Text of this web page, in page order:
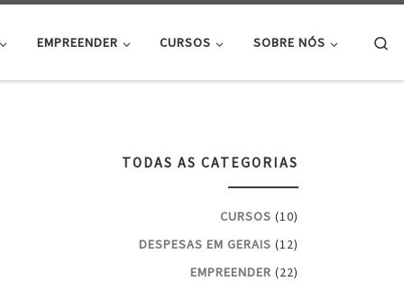
EMPREENDER CURSOS SOBRE NÓS
TODAS AS CATEGORIAS
CURSOS (10)
DESPESAS EM GERAIS (12)
EMPREENDER (22)